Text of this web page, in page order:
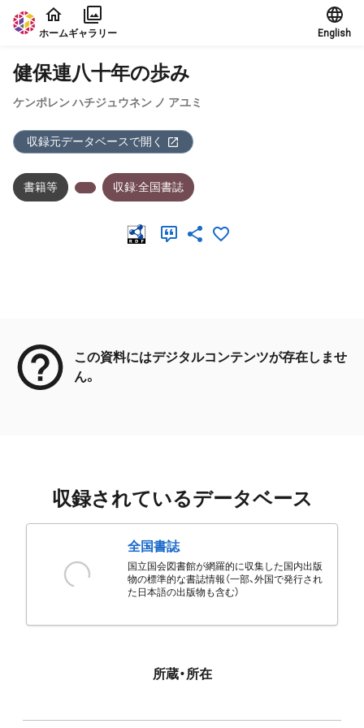
本文に飛ぶ
ホームギャラリー English
健保連八十年の歩み
ケンポレン ハチジュウネン ノ アユミ
収録元データベースで開く
書籍等 収録:全国書誌
この資料にはデジタルコンテンツが存在しませ
ん。
収録されているデータベース
全国書誌
国立国会図書館が網羅的に収集した国内出版
物の標準的な書誌情報（一部、外国で発行され
た日本語の出版物も含む）
所蔵・所在